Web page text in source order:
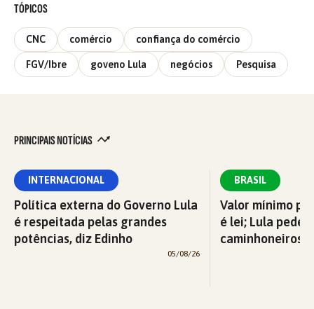
TÓPICOS
CNC comércio confiança do comércio
FGV/Ibre goveno Lula negócios Pesquisa
PRINCIPAIS NOTÍCIAS
INTERNACIONAL
Política externa do Governo Lula
é respeitada pelas grandes
potências, diz Edinho
05/08/26
BRASIL
Valor mínimo
é lei; Lula pede
caminhoneiros